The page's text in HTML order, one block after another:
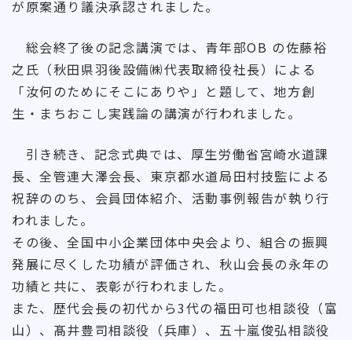
が原案通り議決承認されました。
総会終了後の記念講演では、青年部OB の佐藤裕
之氏（秋田県羽後設備㈱代表取締役社長）による
「汝何のためにそこにありや」と題して、地方創
生・まちおこし実践論の講演が行われました。
引き続き、記念式典では、厚生労働省宮崎水道課
長、全管連大澤会長、東京都水道局田村技監による
祝辞ののち、会員団体紹介、活動事例報告が執り行
われました。
その後、全国中小企業団体中央会より、組合の振興
発展に尽くした功績が評価され、秋山会長の永年の
功績と共に、表彰が行われました。
また、歴代会長の初代から3代の福田可也相談役（富
山）、髙井豊司相談役（兵庫）、五十嵐俊弘相談役